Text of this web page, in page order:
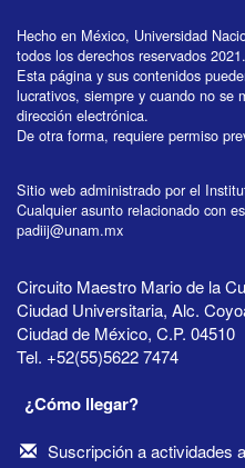
Hecho en México, Universidad
todos los derechos reservados 2021.
Esta página y sus contenidos
lucrativos, siempre y cuando no
dirección electrónica.
De otra forma, requiere permiso
Sitio web administrado por el
Cualquier asunto relacionado con
padiij@unam.mx
Circuito Maestro Mario de la
Ciudad Universitaria, Alc.
Ciudad de México, C.P. 04510
Tel. +52(55)5622 7474
¿Cómo llegar?
Suscripción a actividades